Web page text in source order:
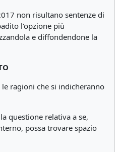
non risultano sentenze di
l'opzione più
e diffondendone la
ragioni che si indicheranno
questione relativa a se,
possa trovare spazio